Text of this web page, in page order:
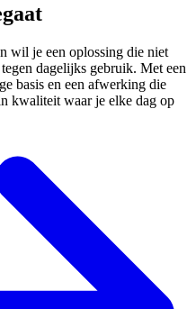
wil je een oplossing die niet
dagelijks gebruik. Met een
basis en een afwerking die
kwaliteit waar je elke dag op